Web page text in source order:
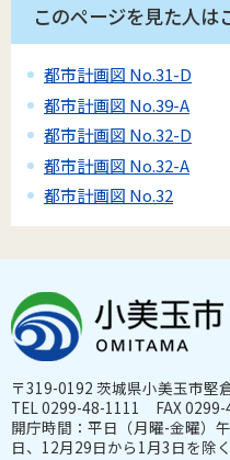
このページを見た人は
都市計画図 No.31-D
都市計画図 No.39-A
都市計画図 No.32-D
都市計画図 No.32-A
都市計画図 No.32
〒319-0192 茨城県小美玉市堅
TEL 0299-48-1111 FAX 0299-
開庁時間：平日（月曜-金曜）
日、12月29日から1月3日を除